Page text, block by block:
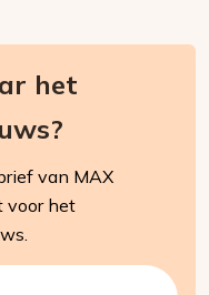
het
van MAX
voor het